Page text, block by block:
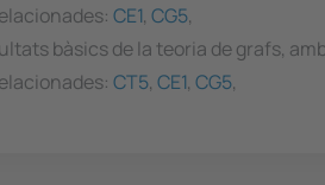
CE1, CG5,
bàsics de la teoria de grafs,
CT5, CE1, CG5,